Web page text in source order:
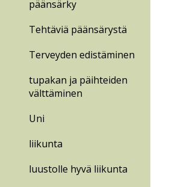
päänsärky
Tehtäviä päänsärystä
Terveyden edistäminen
tupakan ja päihteiden
välttäminen
Uni
liikunta
luustolle hyvä liikunta